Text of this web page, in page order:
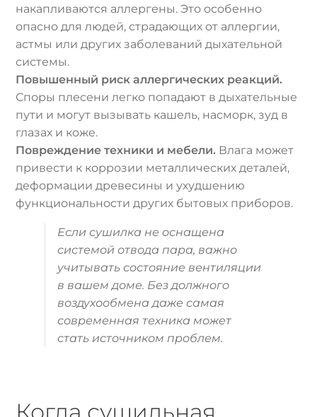
накапливаются аллергены. Это особенно
опасно для людей, страдающих от аллергии,
астмы или других заболеваний дыхательной
системы.
Повышенный риск аллергических реакций.
Споры плесени легко попадают в дыхательные
пути и могут вызывать кашель, насморк, зуд в
глазах и коже.
Повреждение техники и мебели. Влага может
привести к коррозии металлических деталей,
деформации древесины и ухудшению
функциональности других бытовых приборов.
Если сушилка не оснащена
системой отвода пара, важно
учитывать состояние вентиляции
в вашем доме. Без должного
воздухообмена даже самая
современная техника может
стать источником проблем.